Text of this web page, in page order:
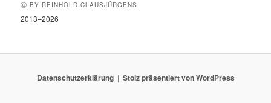
Ⓒ BY REINHOLD CLAUSJÜRGENS
2013–2026
Datenschutzerklärung Stolz präsentiert von WordPress